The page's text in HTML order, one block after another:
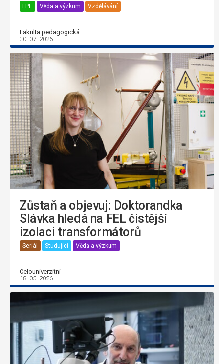
FPE Věda a výzkum Vzdělávání
Fakulta pedagogická
30. 07. 2026
Zůstaň a objevuj: Doktorandka
Slávka hledá na FEL čistější
izolaci transformátorů
Seriál Studující Věda a výzkum
Celouniverzitní
18. 05. 2026